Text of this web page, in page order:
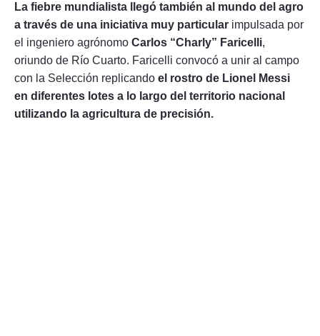
La fiebre mundialista llegó también al mundo del agro
a través de una iniciativa muy particular impulsada por
el ingeniero agrónomo Carlos “Charly” Faricelli,
oriundo de Río Cuarto. Faricelli convocó a unir al campo
con la Selección replicando el rostro de Lionel Messi
en diferentes lotes a lo largo del territorio nacional
utilizando la agricultura de precisión.